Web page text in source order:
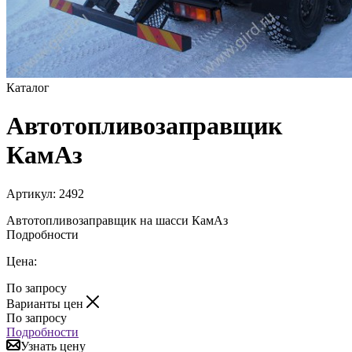
Каталог
Автотопливозаправщик
КамАз
Артикул: 2492
Автотопливозаправщик на шасси КамАз
Подробности
Цена:
По запросу
Варианты цен
По запросу
Подробности
Узнать цену